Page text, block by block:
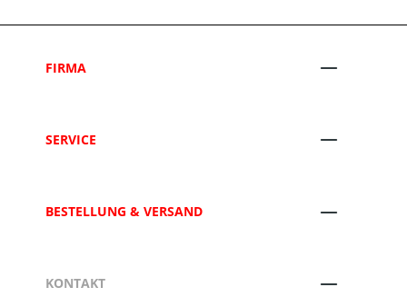
FIRMA
SERVICE
BESTELLUNG & VERSAND
KONTAKT